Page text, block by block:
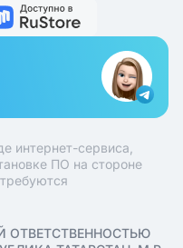
интернет-сервиса,
ПО на стороне
ОТВЕТСТВЕННОСТЬЮ